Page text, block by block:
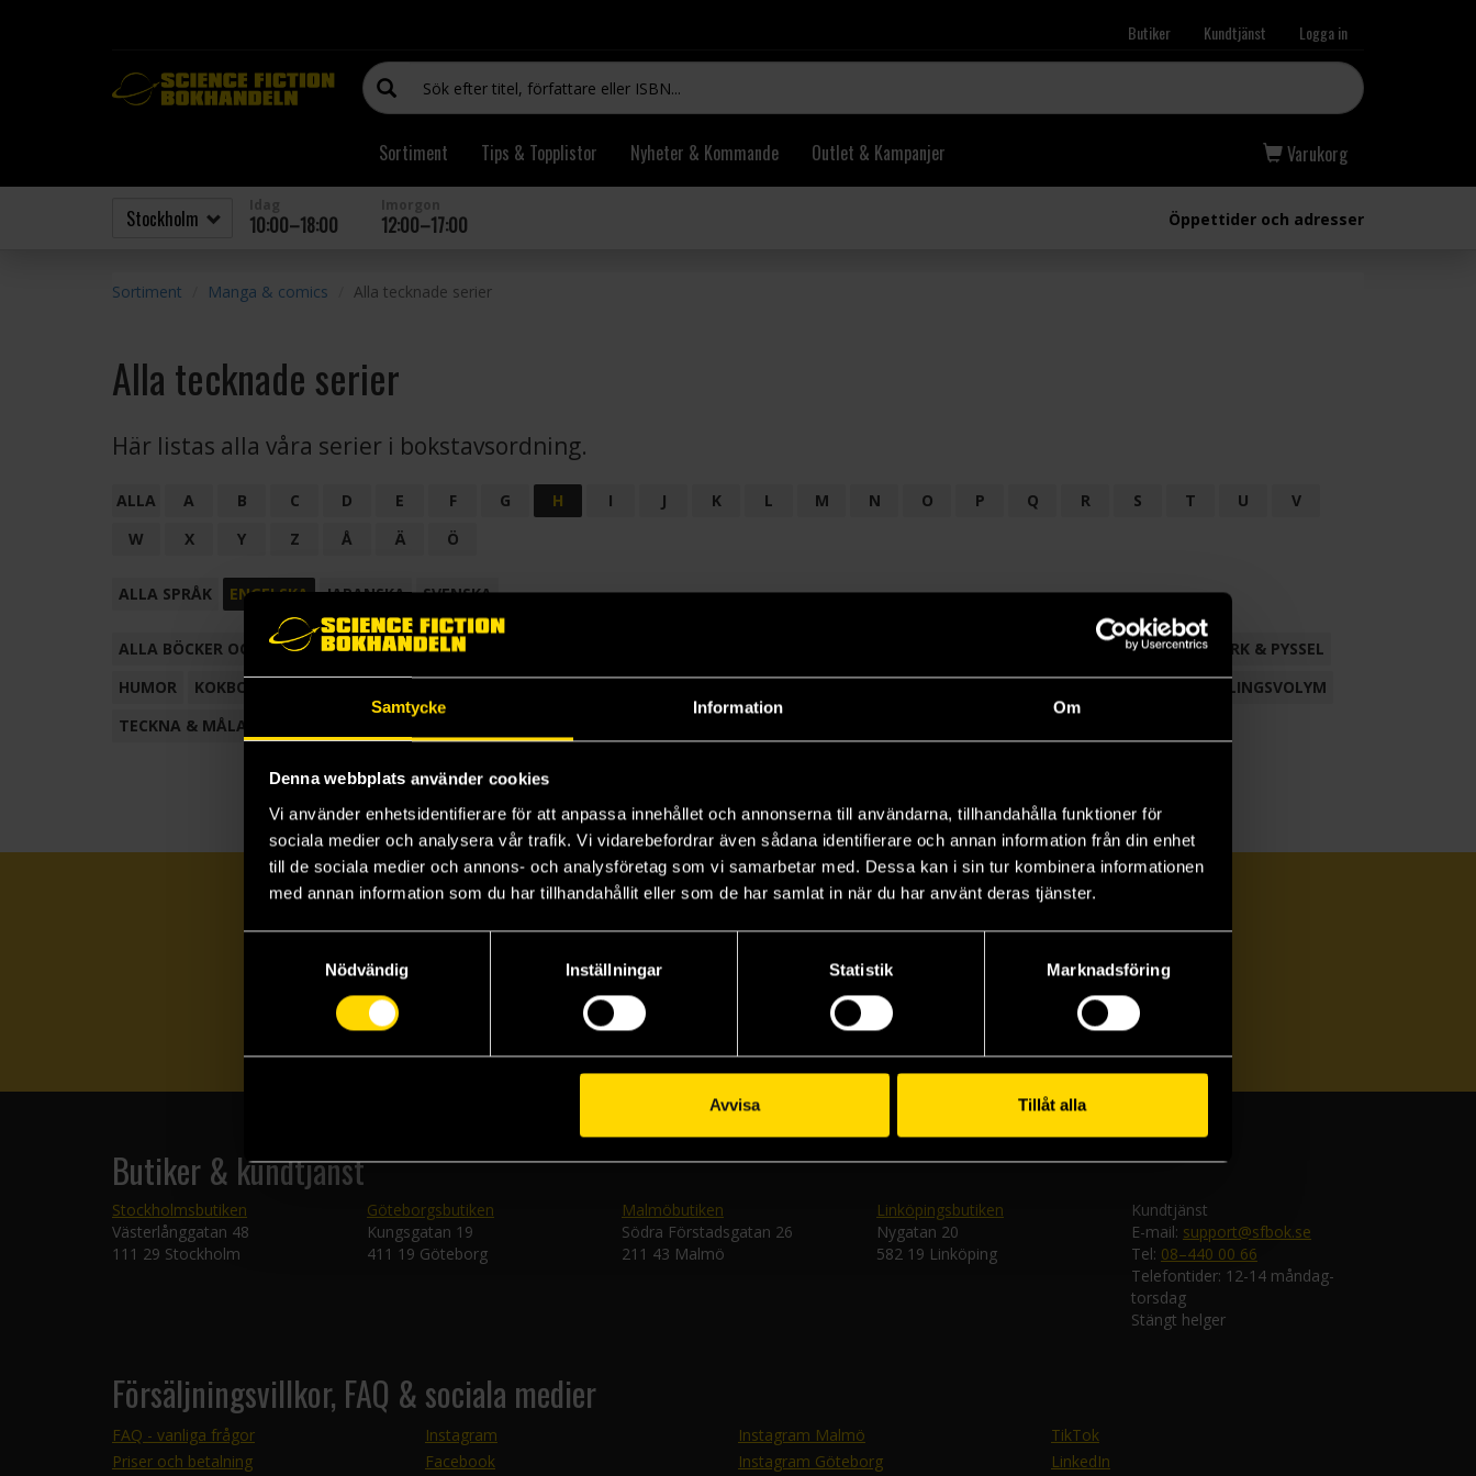
Samtycke Information Om
Denna webbplats använder cookies
Vi använder enhetsidentifierare för att anpassa innehållet och annonserna till användarna, tillhandahålla funktioner för
sociala medier och analysera vår trafik. Vi vidarebefordrar även sådana identifierare och annan information från din enhet
till de sociala medier och annons- och analysföretag som vi samarbetar med. Dessa kan i sin tur kombinera informationen
med annan information som du har tillhandahållit eller som de har samlat in när du har använt deras tjänster.
Nödvändig
Inställningar Statistik Marknadsföring
Avvisa Tillåt alla
Butiker Kundtjänst Logga in
Sortiment Tips & Topplistor Nyheter & Kommande Outlet & Kampanjer Varukorg
10:00–18:00 12:00–17:00 Öppettider och adresser
Sortiment Manga & comics Alla tecknade serier
Alla tecknade serier
Här listas alla våra serier i bokstavsordning.
ALLA A B C D E F G H I J K L M N O P Q R S T U
V
W
X Y Z Å Ä Ö
ALLA SPRÅK ENGELSKA JAPANSKA SVENSKA
ALLA BÖCKER OCH TECKNADE SERIER ANTOLOGI FACKLITTERATUR
HANTVERK & PYSSEL
HUMOR
KOKBOK
SAMLINGSVOLYM
TECKNA & MÅLA
Prenumerera på vårt nyhetsbrev
Butiker & kundtjänst
Stockholmsbutiken
Västerlånggatan 48
111 29 Stockholm
Göteborgsbutiken
Kungsgatan 19
411 19 Göteborg
Malmöbutiken
Södra Förstadsgatan 26
211 43 Malmö
Linköpingsbutiken
Nygatan 20
582 19 Linköping
Kundtjänst
E-mail: support@sfbok.se
Tel: 08–440 00 66
Telefontider: 12-14 måndag-
torsdag
Stängt helger
Försäljningsvillkor, FAQ & sociala medier
FAQ - vanliga frågor
Priser och betalning
Instagram
Facebook
Instagram Malmö
Instagram Göteborg
TikTok
LinkedIn